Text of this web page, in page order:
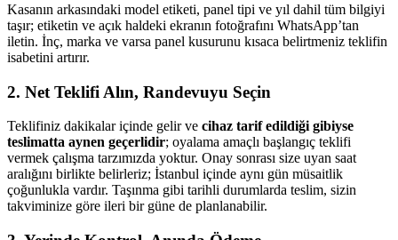
Kasanın arkasındaki model etiketi, panel tipi ve yıl dahil tüm bilgiyi
taşır; etiketin ve açık haldeki ekranın fotoğrafını WhatsApp’tan
iletin. İnç, marka ve varsa panel kusurunu kısaca belirtmeniz teklifin
isabetini artırır.
2. Net Teklifi Alın, Randevuyu Seçin
Teklifiniz dakikalar içinde gelir ve cihaz tarif edildiği gibiyse
teslimatta aynen geçerlidir; oyalama amaçlı başlangıç teklifi
vermek çalışma tarzımızda yoktur. Onay sonrası size uyan saat
aralığını birlikte belirleriz; İstanbul içinde aynı gün müsaitlik
çoğunlukla vardır. Taşınma gibi tarihli durumlarda teslim, sizin
takviminize göre ileri bir güne de planlanabilir.